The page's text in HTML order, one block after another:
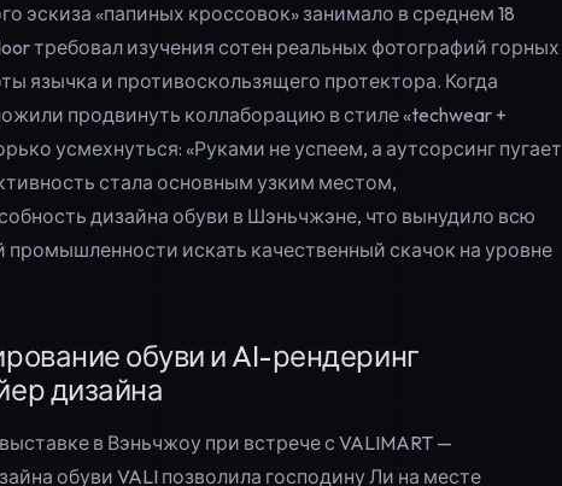
эскиза «папиных кроссовок» занимало в среднем 18
требовал изучения сотен реальных фотографий горных
язычка и противоскользящего протектора. Когда
продвинуть коллаборацию в стиле «techwear +
усмехнуться: «Руками не успеем, а аутсорсинг пугает
стала основным узким местом,
дизайна обуви в Шэньчжэне, что вынудило всю
искать качественный скачок на уровне
обуви и AI-рендеринг
дизайна
в Вэньчжоу при встрече с VALIMART —
обуви VALIпозволила господину Ли на месте